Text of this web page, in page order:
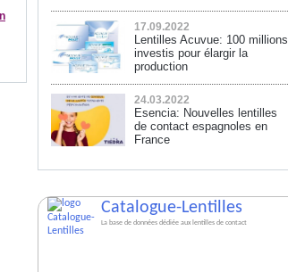
17.09.2022
Lentilles Acuvue: 100 millions
investis pour élargir la
production
24.03.2022
Esencia: Nouvelles lentilles
de contact espagnoles en
France
Catalogue-Lentilles
La base de données dédiée aux lentilles de contact